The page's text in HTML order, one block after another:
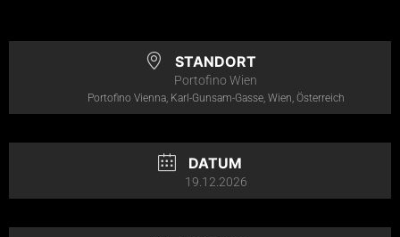
STANDORT
Portofino Wien
Portofino Vienna, Karl-Gunsam-Gasse, Wien, Österreich
DATUM
19.12.2026